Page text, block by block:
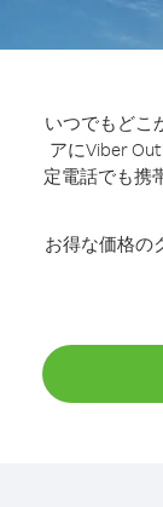
いつでもどこ
アにViber
定電話でも携
お得な価格の